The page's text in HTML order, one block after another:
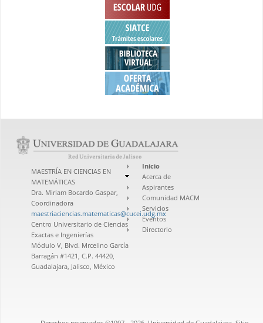
MAESTRÍA EN CIENCIAS EN
MATEMÁTICAS
Dra. Miriam Bocardo Gaspar,
Coordinadora
maestriaciencias.matematicas@cucei.udg.mx
Centro Universitario de Ciencias
Exactas e Ingenierías
Módulo V, Blvd. Mrcelino García
Barragán #1421, C.P. 44420,
Guadalajara, Jalisco, México
Inicio
Acerca de
Aspirantes
Comunidad MACM
Servicios
Eventos
Directorio